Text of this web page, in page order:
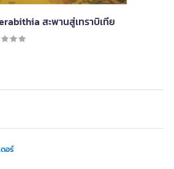
สะพานสู่เทราบิเทีย
ดอร์